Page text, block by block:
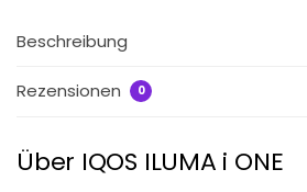
Beschreibung
Rezensionen 0
Über IQOS ILUMA i ONE